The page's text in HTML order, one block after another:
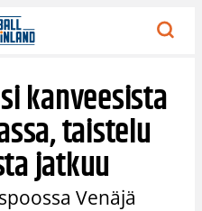
kanveesista
taistelu
jatkuu
Venäjä